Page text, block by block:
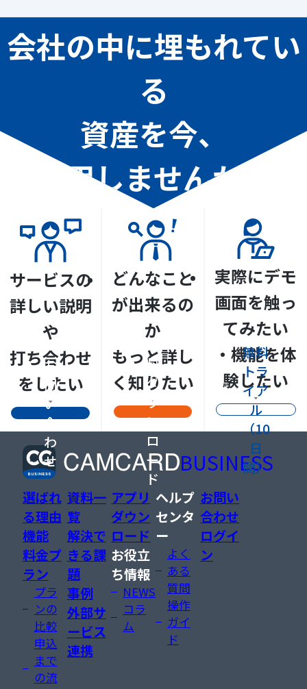
会社の中に埋もれてい
る
資産を今、
活用しませんか？
サービスの
詳しい説明
や
打ち合わせ
をしたい
お
問
い
合
わ
せ
どんなこと
が出来るの
か
もっと詳し
く知りたい
資
料
ダ
ウ
ン
ロ
ー
ド
実際にデモ
画面を触っ
てみたい
・機能を体
験したい
無料
トラ
イア
ル
（10
日
間）
BUSINESS
選ばれ
る理由
機能
料金プ
ラン
プラ
ンの
比較
申込
まで
の流
資料一
覧
解決で
きる課
題
事例
外部サ
ービス
連携
アプリ
ダウン
ロード
お役立
ち情報
NEWS
コラ
ム
ヘルプ
センタ
ー
よく
ある
質問
操作
ガイ
ド
お問い
合わせ
ログイ
ン